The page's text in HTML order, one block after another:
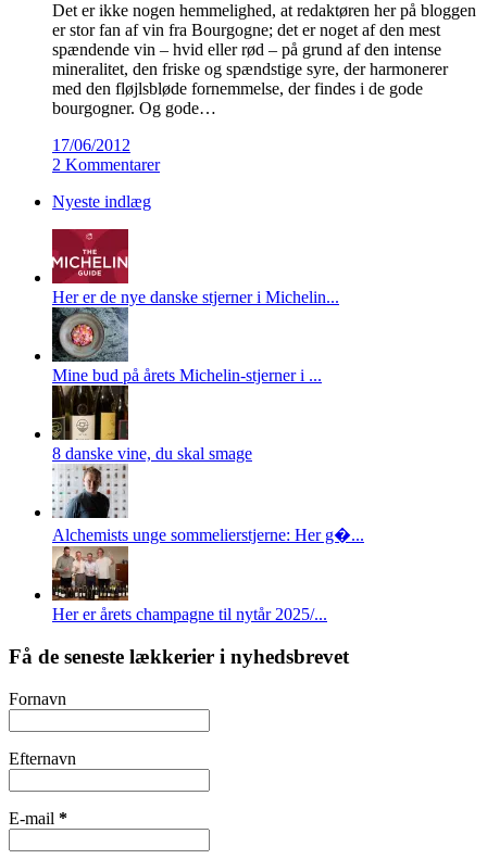
Det er ikke nogen hemmelighed, at redaktøren her på bloggen
er stor fan af vin fra Bourgogne; det er noget af den mest
spændende vin – hvid eller rød – på grund af den intense
mineralitet, den friske og spændstige syre, der harmonerer
med den fløjlsbløde fornemmelse, der findes i de gode
bourgogner. Og gode…
17/06/2012
2 Kommentarer
Nyeste indlæg
Her er de nye danske stjerner i Michelin...
Mine bud på årets Michelin-stjerner i ...
8 danske vine, du skal smage
Alchemists unge sommelierstjerne: Her g�...
Her er årets champagne til nytår 2025/...
Få de seneste lækkerier i nyhedsbrevet
Fornavn
Efternavn
E-mail *